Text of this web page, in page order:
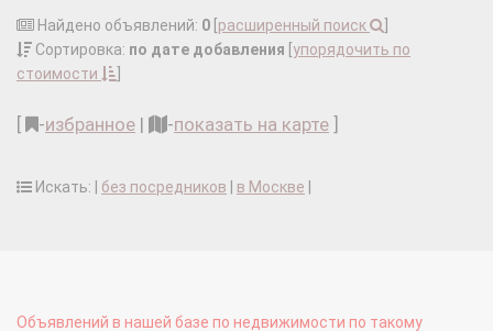
Найдено объявлений: 0 расширенный поиск
Сортировка: по дате добавления упорядочить по
стоимости
-избранное | -показать на карте
Искать: | без посредников в Москве
Объявлений в нашей базе по недвижимости по такому